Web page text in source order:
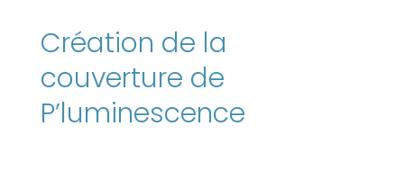
Création de la
couverture de
P’luminescence